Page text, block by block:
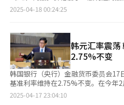
方，表示将在行政程序完成后加快推
实施新票价。具体实施日期将由首尔
考虑到公共交通票价调整的社会敏感
预测实际调价时间将安排在6月下旬
提前影响，此前有分析认为票价调整
强调，由于首尔交通公社财政状况持
计划已多次延期，此次调整势在必行。 据悉，首尔市曾在2023
10月7日将地铁基础票价从1250韩元
布将于2024年实施第二轮150韩元的
稳定政策，该计划被迫搁置近一年后方得以重
现亮眼，也被视为未来增长引擎。 据韩国流通业界17日消息，大
折优惠。 便利店行业也在通过PB商品推动价格下调。近日，7-
Eleven携手旗下乐天玛特推出
料”，每100毫升售价仅300韩元（约
品便宜约50%。 在理性消费和性价比导向日益突出的趋势下，主
要流通企业正加快推进PB战略。易买
出“1900紫菜包饭”“900三角紫菜
称中标示价格；GS25也上架了
菜”等产品，突出低价优势。 PB商品带动的业绩改善同样明显。
2025-04-18 00:24:25
韩元汇率震荡
2.75%不变
韩国银行（央行）金融货币委员会17
基准利率维持在2.75%不变。在今年
下调利率后，韩国央行暂时停止降息周期。 央行在声明
2025-04-17 23:04:10